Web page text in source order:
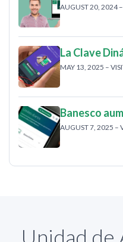
AUGUST 20, 2024
La Clave
MAY 13, 2025 –
Banesco
AUGUST 7, 2025 –
Unidad de